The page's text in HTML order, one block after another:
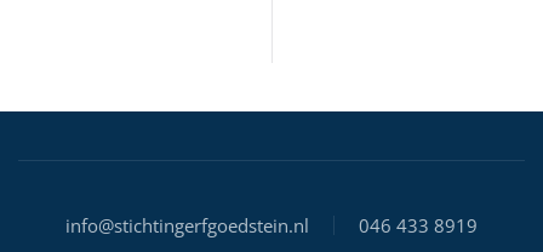
info@stichtingerfgoedstein.nl 046 433 8919